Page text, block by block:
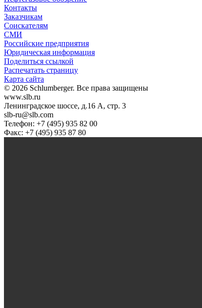
Контакты
Заказчикам
Соискателям
СМИ
Российские предприятия
Юридическая информация
Поделиться ссылкой
Распечатать страницу
Карта сайта
© 2026 Schlumberger. Все права защищены
www.slb.ru
Ленинградское шоссе, д.16 А, стр. 3
slb-ru@slb.com
Телефон: +7 (495) 935 82 00
Факс: +7 (495) 935 87 80